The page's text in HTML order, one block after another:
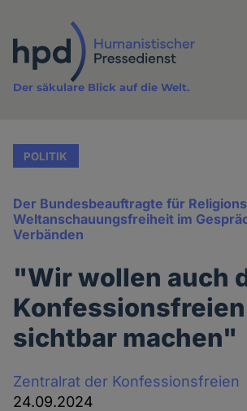
Inhalt
Der säkulare Blick auf die Welt.
POLITIK
Der Bundesbeauftragte für
Weltanschauungsfreiheit im
Verbänden
"Wir wollen auch
Konfessionsfreien
sichtbar machen"
Zentralrat der Konfessionsfreien
24.09.2024